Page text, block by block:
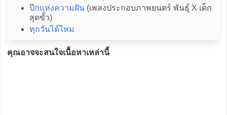
ปีกแห่งความฝัน(เพลงประกอบภาพยนตร์ พันธุ์ X เด็ก
สุดขั้ว)
ทุกวันได้ไหม
คุณอาจจะสนใจเนื้อหาเหล่านี้